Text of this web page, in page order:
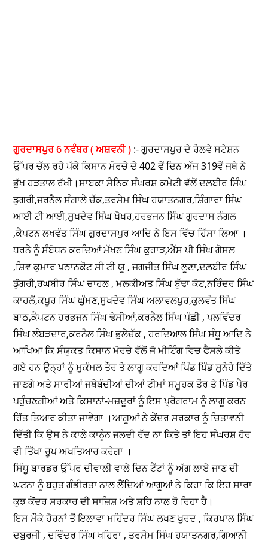
ਗੁਰਦਾਸਪੁਰ 6 ਨਵੰਬਰ ( ਅਸ਼ਵਨੀ ) :- ਗੁਰਦਾਸਪੁਰ ਦੇ ਰੇਲਵੇ ਸਟੇਸ਼ਨ
ਉੱਪਰ ਚੱਲ ਰਹੇ ਪੱਕੇ ਕਿਸਾਨ ਮੋਰਚੇ ਦੇ 402 ਵੇਂ ਦਿਨ ਅੱਜ 319ਵੇਂ ਜਥੇ ਨੇ
ਭੁੱਖ ਹੜਤਾਲ ਰੱਖੀ।ਸਾਬਕਾ ਸੈਨਿਕ ਸੰਘਰਸ਼ ਕਮੇਟੀ ਵੱਲੋਂ ਦਲਬੀਰ ਸਿੰਘ
ਡੁਗਰੀ,ਜਰਨੈਲ ਸੰਗਾਲੇ ਚੱਕ,ਤਰਸੇਮ ਸਿੰਘ ਹਯਾਤਨਗਰ,ਸ਼ਿੰਗਾਰਾ ਸਿੰਘ
ਆਈ ਟੀ ਆਈ,ਸੁਖਦੇਵ ਸਿੰਘ ਖੋਖਰ,ਹਰਭਜਨ ਸਿੰਘ ਗੁਰਦਾਸ ਨੰਗਲ
,ਕੈਪਟਨ ਲਖਵੰਤ ਸਿੰਘ ਗੁਰਦਾਸਪੁਰ ਆਦਿ ਨੇ ਇਸ ਵਿੱਚ ਹਿੱਸਾ ਲਿਆ ।
ਧਰਨੇ ਨੂੰ ਸੰਬੋਧਨ ਕਰਦਿਆਂ ਮੱਖਣ ਸਿੰਘ ਕੁਹਾੜ,ਐੱਸ ਪੀ ਸਿੰਘ ਗੋਸਲ
,ਸ਼ਿਵ ਕੁਮਾਰ ਪਠਾਨਕੋਟ ਸੀ ਟੀ ਯੂ , ਜਗਜੀਤ ਸਿੰਘ ਲੂਣਾ,ਦਲਬੀਰ ਸਿੰਘ
ਡੁੱਗਰੀ,ਰਘਬੀਰ ਸਿੰਘ ਚਾਹਲ , ਮਲਕੀਅਤ ਸਿੰਘ ਬੁੱਢਾ ਕੋਟ,ਨਰਿੰਦਰ ਸਿੰਘ
ਕਾਹਲੋਂ,ਕਪੂਰ ਸਿੰਘ ਘੁੰਮਣ,ਸੁਖਦੇਵ ਸਿੰਘ ਅਲਾਵਲਪੁਰ,ਕੁਲਵੰਤ ਸਿੰਘ
ਬਾਠ,ਕੈਪਟਨ ਹਰਭਜਨ ਸਿੰਘ ਢੇਸੀਆਂ,ਕਰਨੈਲ ਸਿੰਘ ਪੰਛੀ , ਪਲਵਿੰਦਰ
ਸਿੰਘ ਲੰਬੜਦਾਰ,ਕਰਨੈਲ ਸਿੰਘ ਭੁਲੇਚੱਕ , ਹਰਦਿਆਲ ਸਿੰਘ ਸੰਧੂ ਆਦਿ ਨੇ
ਆਖਿਆ ਕਿ ਸੰਯੁਕਤ ਕਿਸਾਨ ਮੋਰਚੇ ਵੱਲੋਂ ਜੋ ਮੀਟਿੰਗ ਵਿਚ ਫੈਸਲੇ ਕੀਤੇ
ਗਏ ਹਨ ਉਨ੍ਹਾਂ ਨੂੰ ਮੁਕੰਮਲ ਤੌਰ ਤੇ ਲਾਗੂ ਕਰਦਿਆਂ ਪਿੰਡ ਪਿੰਡ ਸੁਨੇਹੇ ਦਿੱਤੇ
ਜਾਣਗੇ ਅਤੇ ਸਾਰੀਆਂ ਜਥੇਬੰਦੀਆਂ ਦੀਆਂ ਟੀਮਾਂ ਸਮੂਹਕ ਤੌਰ ਤੇ ਪਿੰਡ ਪੈਰ
ਪਹੁੰਚਣਗੀਆਂ ਅਤੇ ਕਿਸਾਨਾਂ-ਮਜ਼ਦੂਰਾਂ ਨੂੰ ਇਸ ਪ੍ਰੋਗਰਾਮ ਨੂੰ ਲਾਗੂ ਕਰਨ
ਹਿੱਤ ਤਿਆਰ ਕੀਤਾ ਜਾਵੇਗਾ ।ਆਗੂਆਂ ਨੇ ਕੇਂਦਰ ਸਰਕਾਰ ਨੂੰ ਚਿਤਾਵਨੀ
ਦਿੱਤੀ ਕਿ ਉਸ ਨੇ ਕਾਲੇ ਕਾਨੂੰਨ ਜਲਦੀ ਰੱਦ ਨਾ ਕਿਤੇ ਤਾਂ ਇਹ ਸੰਘਰਸ਼ ਹੋਰ
ਵੀ ਤਿੱਖਾ ਰੂਪ ਅਖਤਿਆਰ ਕਰੇਗਾ ।
ਸਿੰਧੂ ਬਾਰਡਰ ਉੱਪਰ ਦੀਵਾਲੀ ਵਾਲੇ ਦਿਨ ਟੈਂਟਾਂ ਨੂੰ ਅੱਗ ਲਾਏ ਜਾਣ ਦੀ
ਘਟਨਾ ਨੂੰ ਬਹੁਤ ਗੰਭੀਰਤਾ ਨਾਲ ਲੈਂਦਿਆਂ ਆਗੂਆਂ ਨੇ ਕਿਹਾ ਕਿ ਇਹ ਸਾਰਾ
ਕੁਝ ਕੇਂਦਰ ਸਰਕਾਰ ਦੀ ਸਾਜ਼ਿਸ਼ ਅਤੇ ਸ਼ਹਿ ਨਾਲ ਹੋ ਰਿਹਾ ਹੈ।
ਇਸ ਮੌਕੇ ਹੋਰਨਾਂ ਤੋਂ ਇਲਾਵਾ ਮਹਿੰਦਰ ਸਿੰਘ ਲਖਣ ਖੁਰਦ , ਕਿਰਪਾਲ ਸਿੰਘ
ਦਬੁਰਜੀ , ਦਵਿੰਦਰ ਸਿੰਘ ਖਹਿਰਾ , ਤਰਸੇਮ ਸਿੰਘ ਹਯਾਤਨਗਰ,ਗਿਆਨੀ